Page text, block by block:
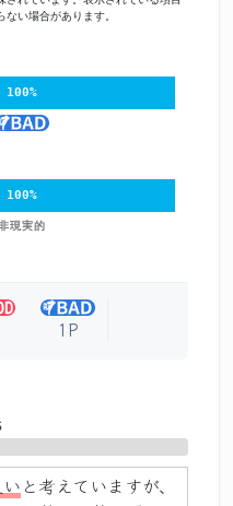
い場合があります。
100%
100%
現実的
1P
と考えていますが、